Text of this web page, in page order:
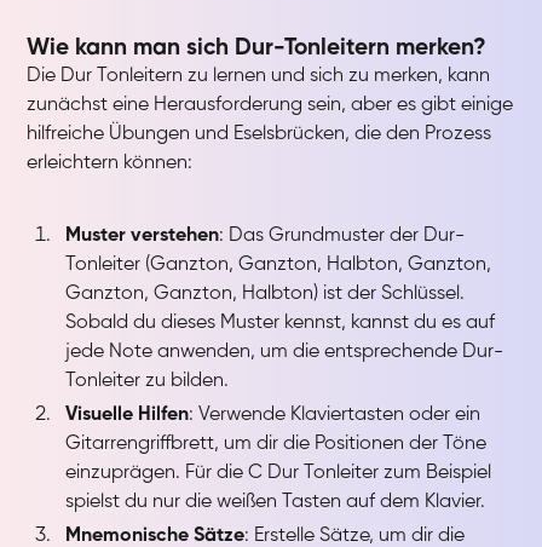
Wie kann man sich Dur-Tonleitern merken?
Die Dur Tonleitern zu lernen und sich zu merken, kann
zunächst eine Herausforderung sein, aber es gibt einige
hilfreiche Übungen und Eselsbrücken, die den Prozess
erleichtern können:
Muster verstehen: Das Grundmuster der Dur-
Tonleiter (Ganzton, Ganzton, Halbton, Ganzton,
Ganzton, Ganzton, Halbton) ist der Schlüssel.
Sobald du dieses Muster kennst, kannst du es auf
jede Note anwenden, um die entsprechende Dur-
Tonleiter zu bilden.
Visuelle Hilfen: Verwende Klaviertasten oder ein
Gitarrengriffbrett, um dir die Positionen der Töne
einzuprägen. Für die C Dur Tonleiter zum Beispiel
spielst du nur die weißen Tasten auf dem Klavier.
Mnemonische Sätze: Erstelle Sätze, um dir die